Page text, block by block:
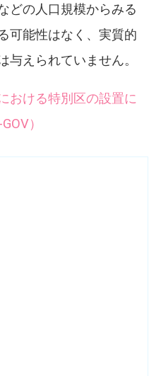
どの人口規模からみる
可能性はなく、実質的
与えられていません。
おける特別区の設置に
）